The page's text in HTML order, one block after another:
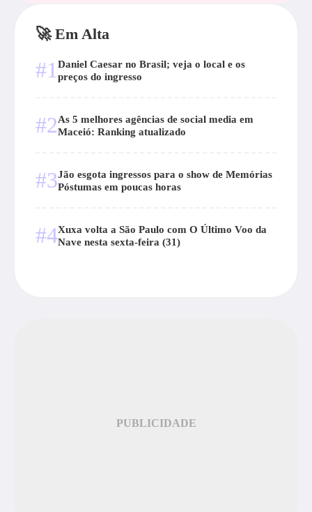
🚀 Em Alta
#1 Daniel Caesar no Brasil; veja o local e os
preços do ingresso
#2As 5 melhores agências de social media em
Maceió: Ranking atualizado
#3Jão esgota ingressos para o show de Memórias
Póstumas em poucas horas
#4Xuxa volta a São Paulo com O Último Voo da
Nave nesta sexta-feira (31)
PUBLICIDADE